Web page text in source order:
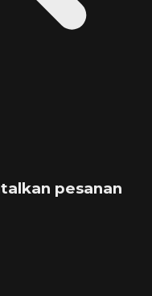
pesanan